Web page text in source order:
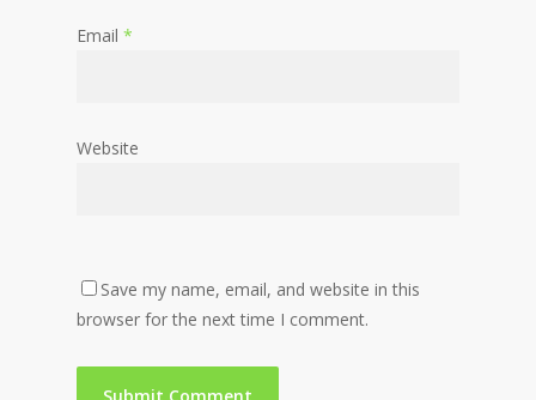
Email *
Website
Save my name, email, and website in this
browser for the next time I comment.